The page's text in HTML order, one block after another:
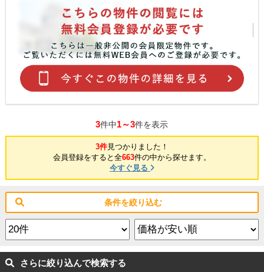
3件中1～3件を表示
3件見つかりました！
会員登録をすると全663件の中から探せます。
今すぐ見る
条件を絞り込む
さらに絞り込んで検索する